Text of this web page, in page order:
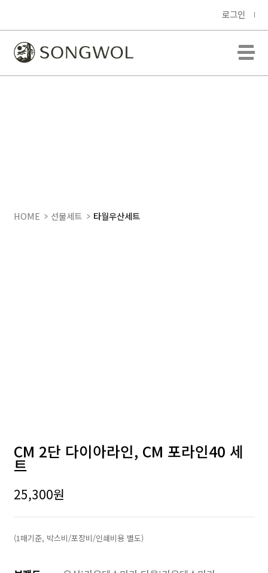
로그인
HOME 선물세트 타월우산세트CM 2단 다이아라인, CM 포라인
40 세트
CM 2단 다이아라인, CM 포라인40 세
트
25,300원
(1매기준, 박스비/포장비/인쇄비용 별도)